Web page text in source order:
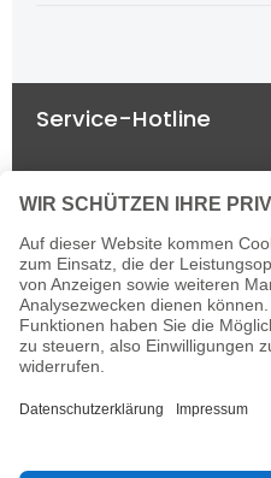
Service-Hotline
Rechtliches
Informationen
Newsletter